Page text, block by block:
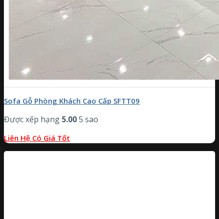
Sofa Gỗ Phòng Khách Cao Cấp SFTT09
Được xếp hạng 5.005 sao
Liên Hệ Có Giá Tốt